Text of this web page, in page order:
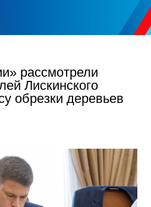
рассмотрели
Лискинского
обрезки деревьев